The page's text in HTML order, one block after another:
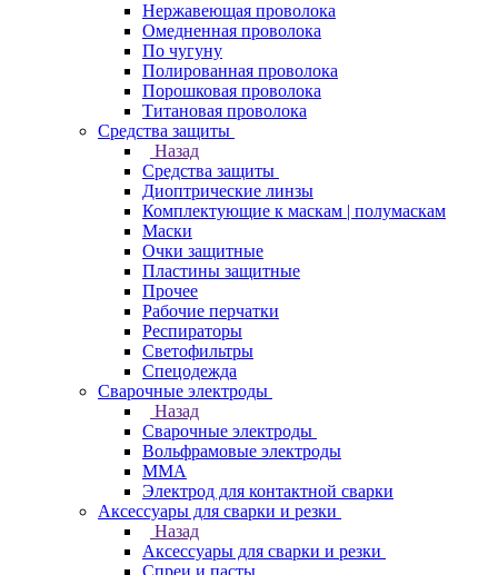
Нержавеющая проволока
Омедненная проволока
По чугуну
Полированная проволока
Порошковая проволока
Титановая проволока
Средства защиты
Назад
Средства защиты
Диоптрические линзы
Комплектующие к маскам | полумаскам
Маски
Очки защитные
Пластины защитные
Прочее
Рабочие перчатки
Респираторы
Светофильтры
Спецодежда
Сварочные электроды
Назад
Сварочные электроды
Вольфрамовые электроды
ММА
Электрод для контактной сварки
Аксессуары для сварки и резки
Назад
Аксессуары для сварки и резки
Спреи и пасты